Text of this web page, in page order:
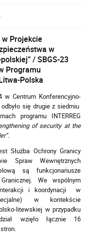
Projekcie
w
/ SBGS-23
Programu
Polska
w Centrum Konferencyjno-
się drugie z siedmiu
programu INTERREG
of security at the
Służba Ochrony Granicy
Spraw Wewnętrznych
są funkcjonariusze
We wspólnym
i koordynacji w
w kontekście
litewskiej w przypadku
wzięło łącznie 16